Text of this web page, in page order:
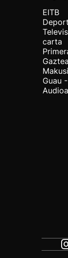
EITB
carta
Gaztea
Makusi
Guau
Audioa